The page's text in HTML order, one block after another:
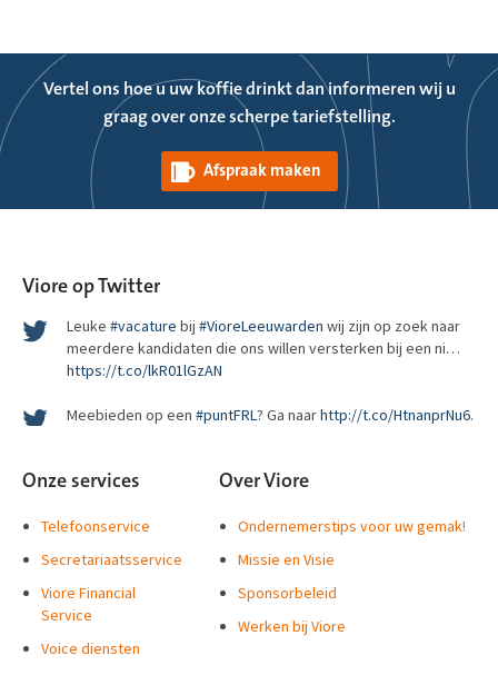
Vertel ons hoe u uw koffie drinkt dan informeren wij u
graag over onze scherpe tariefstelling.
Afspraak maken
Viore op Twitter
Wat bepaalt het succes van een regionaal top level domein?
http://t.co/ZS8aLoh4gG
http://pechakucha.amsterdam
Leuke #vacature bij #VioreLeeuwarden wij zijn op zoek naar
meerdere kandidaten die ons willen versterken bij een ni…
https://t.co/lkR01lGzAN
Meebieden op een #puntFRL? Ga naarhttp://t.co/HtnanprNu6.
trotse eigenaar van de meest waardevolle domeinnamen van
zelf natuurlijk ook goed bereikbaar zijn:http://t.co/HMhMVarPKP
http://t.c…
http://t.co/0tiJLf5Gg5 Dank@FriksWeb
@puntfrl @provfryslan
Onze services
Telefoonservice
Secretariaatsservice
Viore Financial
Service
Voice diensten
Over Viore
Ondernemerstips voor uw gemak!
Missie en Visie
Sponsorbeleid
Werken bij Viore